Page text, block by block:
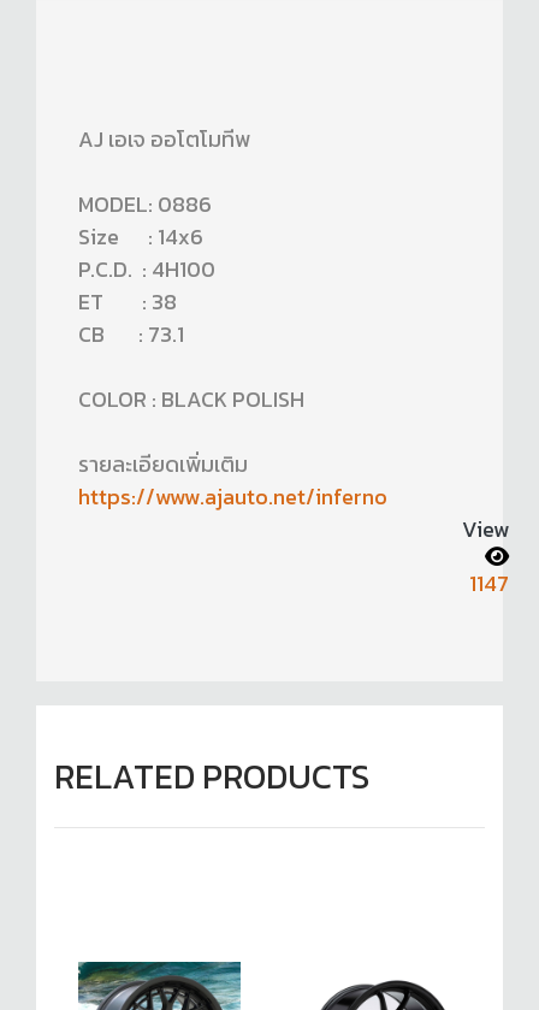
AJ เอเจ ออโตโมทีพ
MODEL: 0886
Size : 14x6
P.C.D. : 4H100
ET : 38
CB : 73.1
COLOR : BLACK POLISH
รายละเอียดเพิ่มเติม
https://www.ajauto.net/inferno
View
1147
RELATED PRODUCTS